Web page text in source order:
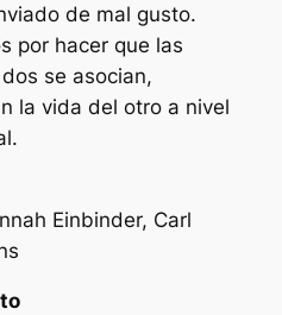
de mal gusto.
por hacer que las
se asocian,
la vida del otro a nivel
Einbinder, Carl